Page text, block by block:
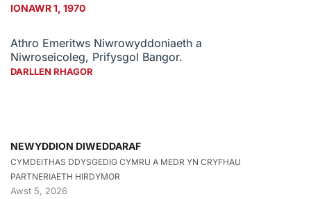
IONAWR 1, 1970
Athro Emeritws Niwrowyddoniaeth a
Niwroseicoleg, Prifysgol Bangor.
DARLLEN RHAGOR
NEWYDDION DIWEDDARAF
CYMDEITHAS DDYSGEDIG CYMRU A MEDR YN CRYFHAU
PARTNERIAETH HIRDYMOR
Awst 5, 2026